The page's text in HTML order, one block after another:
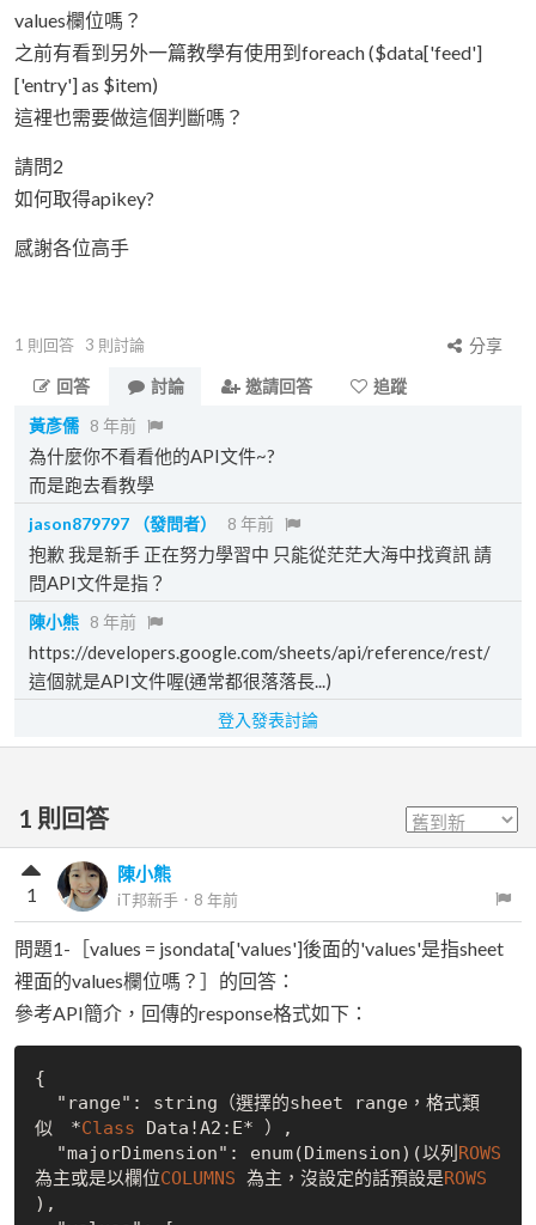
values欄位嗎？
之前有看到另外一篇教學有使用到foreach ($data['feed']
['entry'] as $item)
這裡也需要做這個判斷嗎？
請問2
如何取得apikey?
感謝各位高手
1 則回答 3 則討論
分享
回答
討論 邀請回答
追蹤
黃彥儒 8 年前
為什麼你不看看他的API文件~?
而是跑去看教學
jason879797 （發問者） 8 年前
抱歉 我是新手 正在努力學習中 只能從茫茫大海中找資訊 請
問API文件是指？
陳小熊 8 年前
https://developers.google.com/sheets/api/reference/rest/
這個就是API文件喔(通常都很落落長...)
登入發表討論
1 則回答
陳小熊
iT邦新手 ． 8 年前
1
問題1-［values = jsondata['values']後面的'values'是指sheet
裡面的values欄位嗎？］的回答：
參考API簡介，回傳的response格式如下：
{
似　*Class Data!A2:E* ）,
  "majorDimension": enum(Dimension)(以列
ROWS
為主或是以欄位COLUMNS 為主，沒設定的話預設是ROWS
),